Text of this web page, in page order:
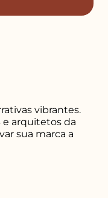
vibrantes.
e arquitetos da
sua marca a